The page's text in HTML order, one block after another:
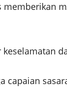
memberikan